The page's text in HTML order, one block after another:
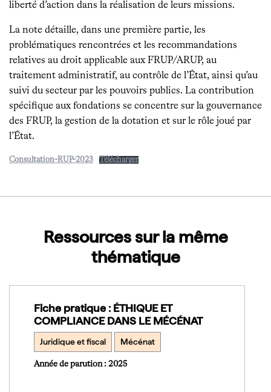
liberté d’action dans la réalisation de leurs missions.
La note détaille, dans une première partie, les
problématiques rencontrées et les recommandations
relatives au droit applicable aux FRUP/ARUP, au
traitement administratif, au contrôle de l’État, ainsi qu’au
suivi du secteur par les pouvoirs publics. La contribution
spécifique aux fondations se concentre sur la gouvernance
des FRUP, la gestion de la dotation et sur le rôle joué par
l’État.
Consultation-RUP-2023 Télécharger
Ressources sur la même
thématique
Fiche pratique : ÉTHIQUE ET
COMPLIANCE DANS LE MÉCÉNAT
Juridique et fiscal Mécénat
Année de parution : 2025